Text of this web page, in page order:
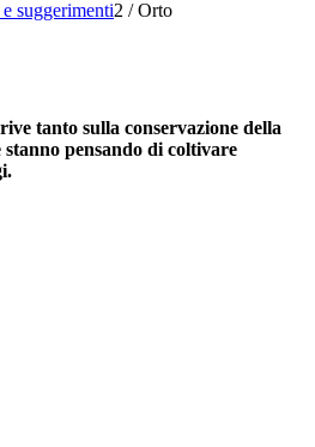
suggerimenti2 / Orto
tanto sulla conservazione della
pensando di coltivare